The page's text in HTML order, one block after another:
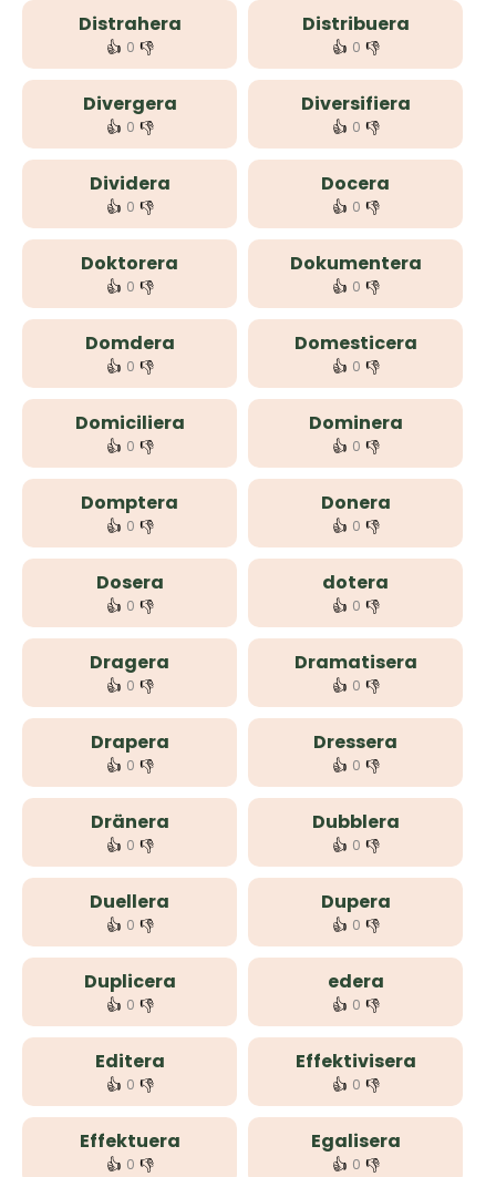
Distrahera
👍 0 👎
Distribuera
👍 0 👎
Divergera
👍 0 👎
Diversifiera
👍 0 👎
Dividera
👍 0 👎
Docera
👍 0 👎
Doktorera
👍 0 👎
Dokumentera
👍 0 👎
Domdera
👍 0 👎
Domesticera
👍 0 👎
Domiciliera
👍 0 👎
Dominera
👍 0 👎
Domptera
👍 0 👎
Donera
👍 0 👎
Dosera
👍 0 👎
dotera
👍 0 👎
Dragera
👍 0 👎
Dramatisera
👍 0 👎
Drapera
👍 0 👎
Dressera
👍 0 👎
Dränera
👍 0 👎
Dubblera
👍 0 👎
Duellera
👍 0 👎
Dupera
👍 0 👎
Duplicera
👍 0 👎
edera
👍 0 👎
Editera
👍 0 👎
Effektivisera
👍 0 👎
Effektuera
👍 0 👎
Egalisera
👍 0 👎